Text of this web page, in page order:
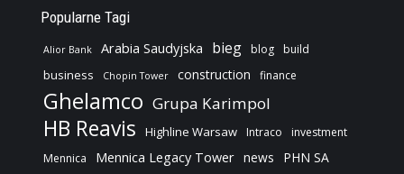
Popularne Tagi
Alior Bank Arabia Saudyjska bieg blog build
business Chopin Tower construction finance
Ghelamco Grupa Karimpol
HB Reavis Highline Warsaw Intraco
investment
Mennica
Mennica Legacy Tower news PHN SA